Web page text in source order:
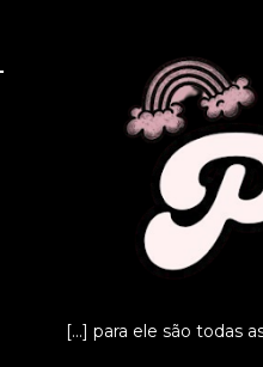
[...] para ele são todas